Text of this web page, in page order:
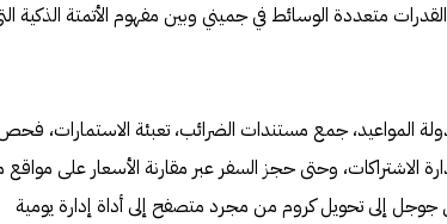
متعددة الوسائط في جميني وبين مفهوم الأتمتة الذكية
المواعيد، جمع مستندات الضرائب، تعبئة الاستمارات،
الاشتراكات، وحتى حجز السفر عبر مقارنة الأسعار على
إلى تحويل كروم من مجرد متصفح إلى أداة إدارة يومية